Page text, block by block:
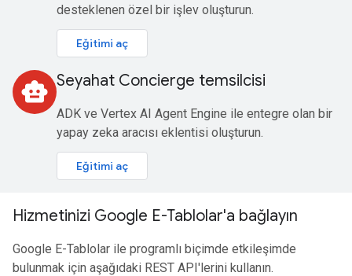
desteklenen özel bir işlev oluşturun.
Eğitimi aç
smart_toy Seyahat Concierge temsilcisi
ADK ve Vertex AI Agent Engine ile entegre olan bir
yapay zeka aracısı eklentisi oluşturun.
Eğitimi aç
Hizmetinizi Google E-Tablolar'a bağlayın
Google E-Tablolar ile programlı biçimde etkileşimde
bulunmak için aşağıdaki REST API'lerini kullanın.